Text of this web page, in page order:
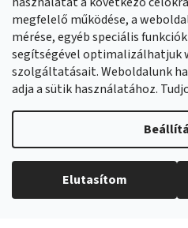
megfelelő működése, a
mérése, egyéb speciális
segítségével optimalizálhatjuk
szolgáltatásait. Weboldalunk
adja a sütik használatához.
Elutasítom
Eredményeink